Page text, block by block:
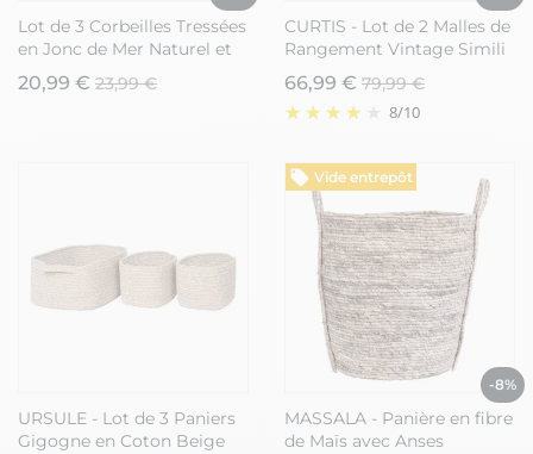
Lot de 3 Corbeilles Tressées
en Jonc de Mer Naturel et
Coton Noir et Blanc -
EMIRA
20,99 € 23,99 €
CURTIS - Lot de 2 Malles de
Rangement Vintage Simili
Cuir
66,99 € 79,99 €
8/10
URSULE - Lot de 3 Paniers
Gigogne en Coton Beige
Vide entrepôt
-8%
MASSALA - Panière en fibre
de Maïs avec Anses